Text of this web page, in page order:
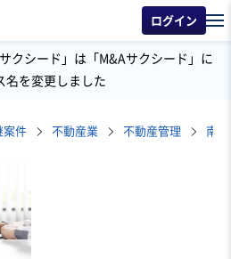
ログイン
クシード」は「M&Aサクシード」に
名を変更しました
案件 不動産業 不動産管理